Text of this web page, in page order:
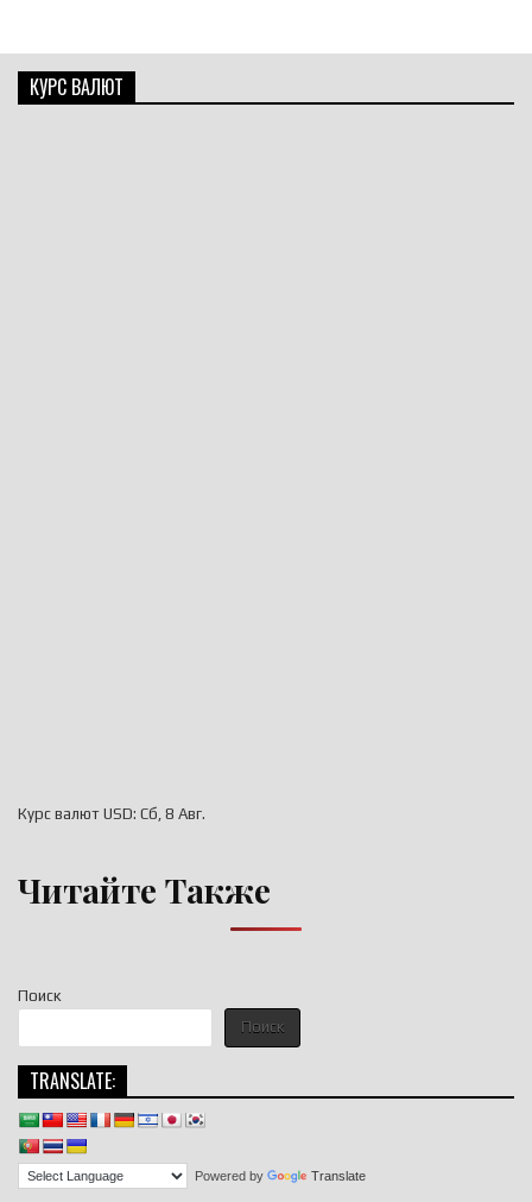
Поиск
Поиск
TRANSLATE:
Powered by Translate
КУРС ВАЛЮТ
Курс валют USD: Сб, 8 Авг.
Читайте Также